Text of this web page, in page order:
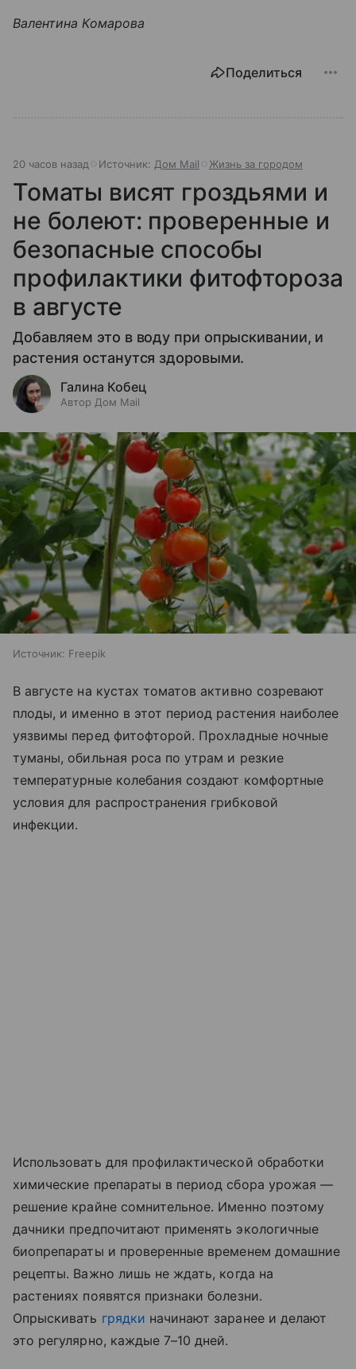
Валентина Комарова
Поделиться
20 часов назад Источник: Дом Mail Жизнь за городом
Томаты висят гроздьями и
не болеют: проверенные и
безопасные способы
профилактики фитофтороза
в августе
Добавляем это в воду при опрыскивании, и
растения останутся здоровыми.
Галина Кобец
Автор Дом Mail
Источник: Freepik
В августе на кустах томатов активно созревают
плоды, и именно в этот период растения наиболее
уязвимы перед фитофторой. Прохладные ночные
туманы, обильная роса по утрам и резкие
температурные колебания создают комфортные
условия для распространения грибковой
инфекции.
Использовать для профилактической обработки
химические препараты в период сбора урожая —
решение крайне сомнительное. Именно поэтому
дачники предпочитают применять экологичные
биопрепараты и проверенные временем домашние
рецепты. Важно лишь не ждать, когда на
растениях появятся признаки болезни.
Опрыскивать грядки начинают заранее и делают
это регулярно, каждые 7–10 дней.